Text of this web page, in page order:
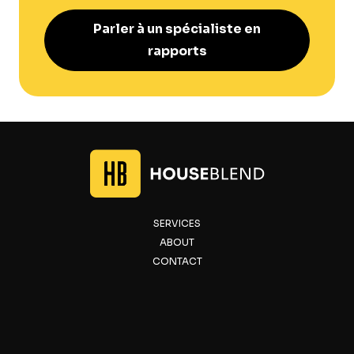
Parler à un spécialiste en
rapports
SERVICES
ABOUT
CONTACT